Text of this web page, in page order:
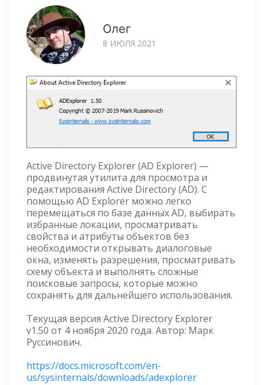
Олег
8 ИЮЛЯ 2021
Active Directory Explorer (AD Explorer) —
продвинутая утилита для просмотра и
редактирования Active Directory (AD). С
помощью AD Explorer можно легко
перемещаться по базе данных AD, выбирать
избранные локации, просматривать
свойства и атрибуты объектов без
необходимости открывать диалоговые
окна, изменять разрешения, просматривать
схему объекта и выполнять сложные
поисковые запросы, которые можно
сохранять для дальнейшего использования.
Текущая версия Active Directory Explorer
v1.50 от 4 ноября 2020 года. Автор: Марк
Руссинович.
https://docs.microsoft.com/en-
us/sysinternals/downloads/adexplorer